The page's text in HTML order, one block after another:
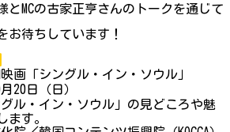
とMCの古家正亨さんのトークを通じて
お待ちしています！
映画「シングル・イン・ソウル」
20日（日）
グル・イン・ソウル」の見どころや魅
ます。